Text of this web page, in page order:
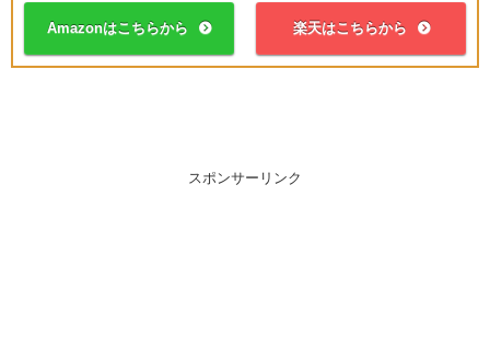
Amazonはこちらから 楽天はこちらから
スポンサーリンク